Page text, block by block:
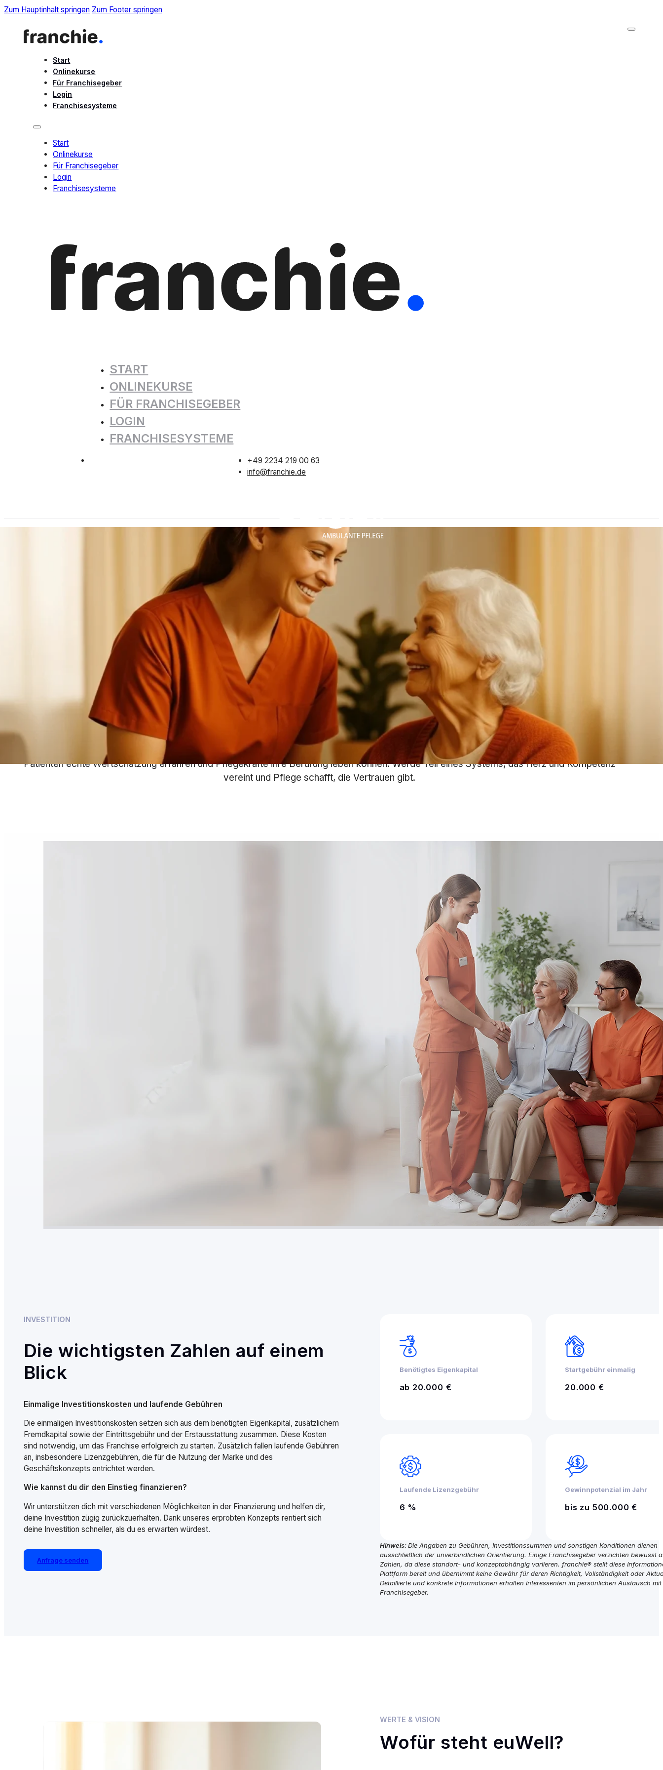
Zum Hauptinhalt springen Zum Footer springen
Start
Onlinekurse
Für Franchisegeber
Login
Franchisesysteme
Start
Onlinekurse
Für Franchisegeber
Login
Franchisesysteme
START
ONLINEKURSE
FÜR FRANCHISEGEBER
LOGIN
FRANCHISESYSTEME
+49 2234 219 00 63
info@franchie.de
Werte & Visionen Deine Vorteile Was bringt die Zukunft
euWell Franchise
Ambulante Pflege mit Herz, Kompetenz & Zukunft
Branche: Pflegedienst
Die ambulante Pflege verändert sich und euWell zeigt, wie moderne Pflege heute aussehen kann: menschlich, professionell und
zukunftssicher. Mit zwei erfolgreichen Standorten, einem starken Team und klaren Qualitätsstandards schafft euWell ein Umfeld, in dem
Patienten echte Wertschätzung erfahren und Pflegekräfte ihre Berufung leben können. Werde Teil eines Systems, das Herz und Kompetenz
vereint und Pflege schafft, die Vertrauen gibt.
INVESTITION
Die wichtigsten Zahlen auf einem
Blick
Einmalige Investitionskosten und laufende Gebühren
Die einmaligen Investitionskosten setzen sich aus dem benötigten Eigenkapital, zusätzlichem
Fremdkapital sowie der Eintrittsgebühr und der Erstausstattung zusammen. Diese Kosten
sind notwendig, um das Franchise erfolgreich zu starten. Zusätzlich fallen laufende Gebühren
an, insbesondere Lizenzgebühren, die für die Nutzung der Marke und des
Geschäftskonzepts entrichtet werden.
Wie kannst du dir den Einstieg finanzieren?
Wir unterstützen dich mit verschiedenen Möglichkeiten in der Finanzierung und helfen dir,
deine Investition zügig zurückzuerhalten. Dank unseres erprobten Konzepts rentiert sich
deine Investition schneller, als du es erwarten würdest.
Anfrage senden
Benötigtes Eigenkapital
ab 20.000 €
Startgebühr einmalig
20.000 €
Laufende Lizenzgebühr
6 %
Gewinnpotenzial im Jahr
bis zu 500.000 €
Hinweis:Die Angaben zu Gebühren, Investitionssummen und sonstigen Konditionen dienen
ausschließlich der unverbindlichen Orientierung. Einige Franchisegeber verzichten bewusst
Zahlen, da diese standort- und konzeptabhängig variieren. franchie® stellt diese
Plattform bereit und übernimmt keine Gewähr für deren Richtigkeit, Vollständigkeit oder
Detaillierte und konkrete Informationen erhalten Interessenten im persönlichen Austausch mit
Franchisegeber.
WERTE & VISION
Wofür steht euWell?